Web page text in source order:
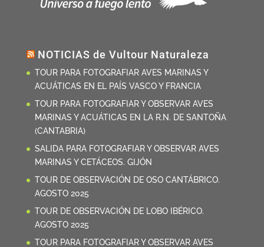
NOTICIAS de Vultour Naturaleza
TOUR PARA FOTOGRAFIAR AVES MARINAS Y
ACUÁTICAS EN EL PAÍS VASCO Y FRANCIA
TOUR PARA FOTOGRAFIAR Y OBSERVAR AVES
MARINAS Y ACUÁTICAS EN LA R.N. DE SANTOÑA
(CANTABRIA)
SALIDA PARA FOTOGRAFIAR Y OBSERVAR AVES
MARINAS Y CETÁCEOS. GIJÓN
TOUR DE OBSERVACIÓN DE OSO CANTÁBRICO.
AGOSTO 2025
TOUR DE OBSERVACIÓN DE LOBO IBÉRICO.
AGOSTO 2025
TOUR PARA FOTOGRAFIAR Y OBSERVAR AVES